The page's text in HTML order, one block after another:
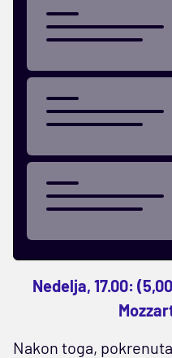
Nedelja, 17.00:
Nakon toga,